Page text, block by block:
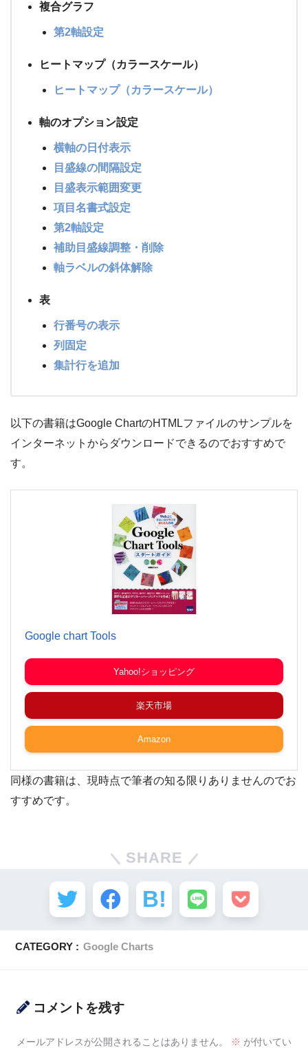
複合グラフ
第2軸設定
ヒートマップ（カラースケール）
ヒートマップ（カラースケール）
軸のオプション設定
横軸の日付表示
目盛線の間隔設定
目盛表示範囲変更
項目名書式設定
第2軸設定
補助目盛線調整・削除
軸ラベルの斜体解除
表
行番号の表示
列固定
集計行を追加
以下の書籍はGoogle ChartのHTMLファイルのサンプルを
インターネットからダウンロードできるのでおすすめで
す。
Google chart Tools
Yahoo!ショッピング
楽天市場
Amazon
同様の書籍は、現時点で筆者の知る限りありませんのでお
すすめです。
SHARE
CATEGORY : Google Charts
コメントを残す
メールアドレスが公開されることはありません。 ※ が付いてい